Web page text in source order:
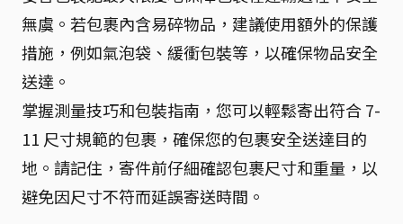
無虞。若包裹內含易碎物品，建議使用額外的保護
措施，例如氣泡袋、緩衝包裝等，以確保物品安全
送達。
掌握測量技巧和包裝指南，您可以輕鬆寄出符合 7-
11 尺寸規範的包裹，確保您的包裹安全送達目的
地。請記住，寄件前仔細確認包裹尺寸和重量，以
避免因尺寸不符而延誤寄送時間。